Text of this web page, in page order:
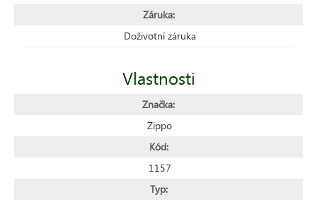
Záruka:
Doživotní záruka
Vlastnosti
Značka:
Zippo
Kód:
1157
Typ: